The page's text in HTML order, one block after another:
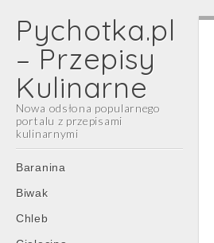
Pychotka.pl
– Przepisy
Kulinarne
Nowa odsłona popularnego
portalu z przepisami
kulinarnymi
Main
menu
Skip
content
Baranina
Biwak
Chleb